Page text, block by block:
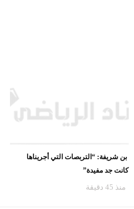
بن شريفة: “التربصات التي أجريناها
كانت جد مفيدة”
منذ 45 دقيقة